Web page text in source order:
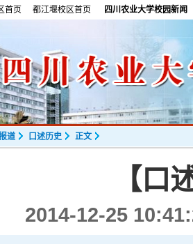
首页 都江堰校区首页 四川农业大学校园新闻
道 口述历史 正文
【口
2014-12-25